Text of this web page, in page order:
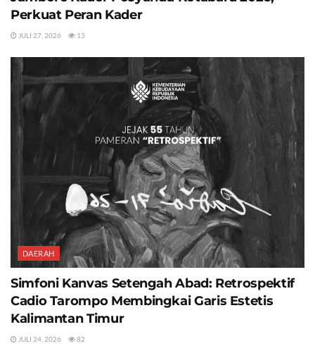
Perkuat Peran Kader
JULI 27, 2026 13
DAERAH
Simfoni Kanvas Setengah Abad: Retrospektif
Cadio Tarompo Membingkai Garis Estetis
Kalimantan Timur
JULI 24, 2026 82